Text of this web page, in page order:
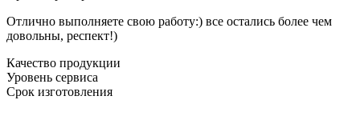
Отлично выполняете свою работу:) все остались более чем
довольны, респект!)
Качество продукции
Уровень сервиса
Срок изготовления